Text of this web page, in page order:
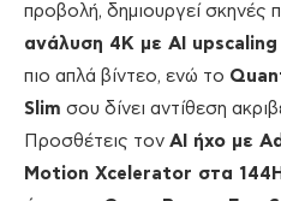
προβολή, δημιουργεί σκηνές
ανάλυση 4K με AI upscaling
πιο απλά βίντεο, ενώ το
Slim σου δίνει αντίθεση
Προσθέτεις τον AI ήχο με
Motion Xcelerator στα